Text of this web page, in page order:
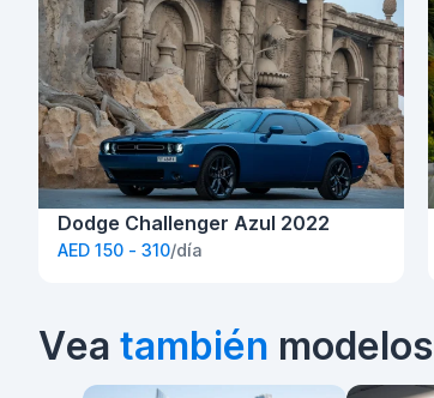
Dodge Challenger Azul 2022
AED 150 - 310/día
Vea también modelos